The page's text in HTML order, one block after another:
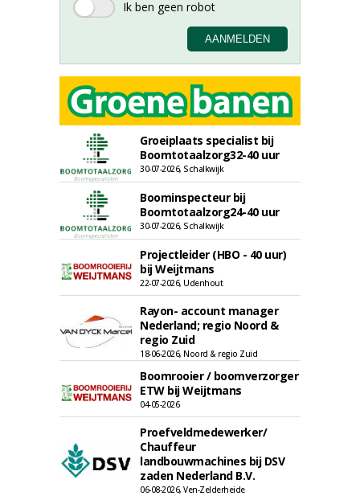
Groeiplaats specialist bij
Boomtotaalzorg32-40 uur
30-07-2026, Schalkwijk
Boominspecteur bij
Boomtotaalzorg24-40 uur
30-07-2026, Schalkwijk
Projectleider (HBO - 40 uur)
bij Weijtmans
22-07-2026, Udenhout
Rayon- account manager
Nederland; regio Noord &
regio Zuid
18-06-2026, Noord & regio Zuid
Boomrooier / boomverzorger
ETW bij Weijtmans
04-05-2026
Proefveldmedewerker/
Chauffeur
landbouwmachines bij DSV
zaden Nederland B.V.
06-08-2026, Ven-Zelderheide